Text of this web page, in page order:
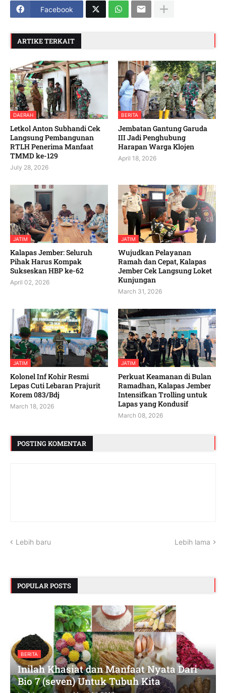
Facebook
ARTIKE TERKAIT
DAERAH
Letkol Anton Subhandi Cek
Langsung Pembangunan
RTLH Penerima Manfaat
TMMD ke-129
July 28, 2026
BERITA
Jembatan Gantung Garuda
III Jadi Penghubung
Harapan Warga Klojen
April 18, 2026
JATIM
Kalapas Jember: Seluruh
Pihak Harus Kompak
Sukseskan HBP ke-62
April 02, 2026
JATIM
Wujudkan Pelayanan
Ramah dan Cepat, Kalapas
Jember Cek Langsung Loket
Kunjungan
March 31, 2026
JATIM
Kolonel Inf Kohir Resmi
Lepas Cuti Lebaran Prajurit
Korem 083/Bdj
March 18, 2026
JATIM
Perkuat Keamanan di Bulan
Ramadhan, Kalapas Jember
Intensifkan Trolling untuk
Lapas yang Kondusif
March 08, 2026
POSTING KOMENTAR
Lebih baru Lebih lama
POPULAR POSTS
BERITA
Inilah Khasiat dan Manfaat Nyata Dari
Bio 7 (seven) Untuk Tubuh Kita